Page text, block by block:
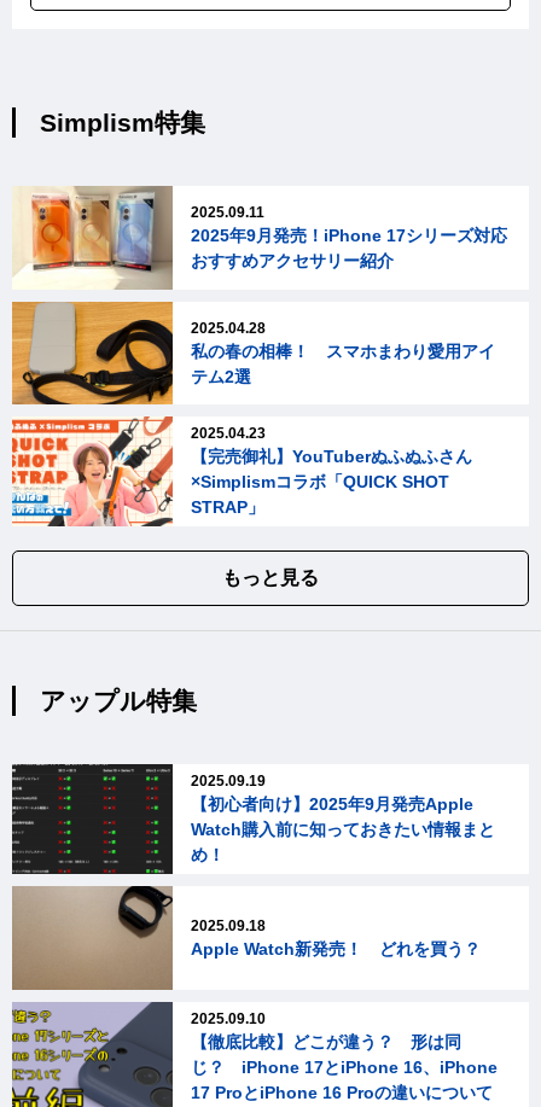
Simplism特集
2025.09.11
2025年9月発売！iPhone 17シリーズ対応
おすすめアクセサリー紹介
2025.04.28
私の春の相棒！ スマホまわり愛用アイ
テム2選
2025.04.23
【完売御礼】YouTuberぬふぬふさん
×Simplismコラボ「QUICK SHOT
STRAP」
もっと見る
アップル特集
2025.09.19
【初心者向け】2025年9月発売Apple
Watch購入前に知っておきたい情報まと
め！
2025.09.18
Apple Watch新発売！ どれを買う？
2025.09.10
【徹底比較】どこが違う？ 形は同
じ？ iPhone 17とiPhone 16、iPhone
17 ProとiPhone 16 Proの違いについて